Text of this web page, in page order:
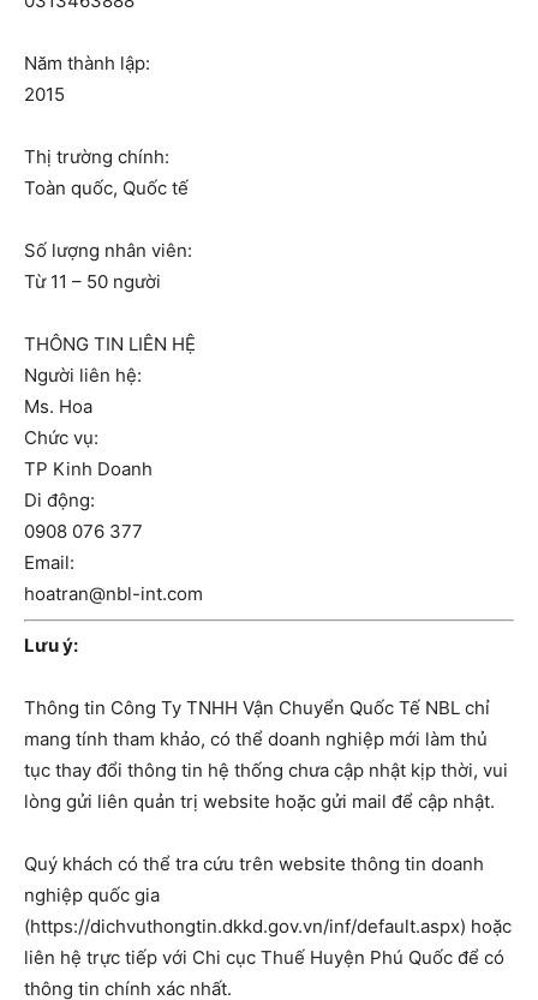
Năm thành lập:
2015
Thị trường chính:
Toàn quốc, Quốc tế
Số lượng nhân viên:
Từ 11 – 50 người
THÔNG TIN LIÊN HỆ
Người liên hệ:
Ms. Hoa
Chức vụ:
TP Kinh Doanh
Di động:
0908 076 377
Email:
hoatran@nbl-int.com
Lưu ý:
Thông tin Công Ty TNHH Vận Chuyển Quốc Tế NBL chỉ
mang tính tham khảo, có thể doanh nghiệp mới làm thủ
tục thay đổi thông tin hệ thống chưa cập nhật kịp thời, vui
lòng gửi liên quản trị website hoặc gửi mail để cập nhật.
Quý khách có thể tra cứu trên website thông tin doanh
nghiệp quốc gia
(https://dichvuthongtin.dkkd.gov.vn/inf/default.aspx) hoặc
liên hệ trực tiếp với Chi cục Thuế Huyện Phú Quốc để có
thông tin chính xác nhất.